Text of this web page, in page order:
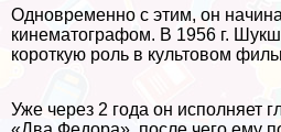
Одновременно с этим, он
кинематографом. В 1956 г.
короткую роль в культовом
Уже через 2 года он исполняет